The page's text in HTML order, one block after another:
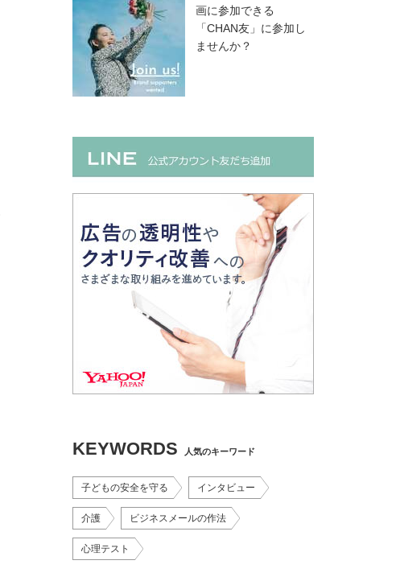
画に参加できる
「CHAN友」に参加し
ませんか？
KEYWORDS 人気のキーワード
子どもの安全を守る インタビュー
介護 ビジネスメールの作法
心理テスト